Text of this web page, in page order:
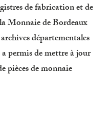
de fabrication et de
Monnaie de Bordeaux
départementales
permis de mettre à jour
pièces de monnaie